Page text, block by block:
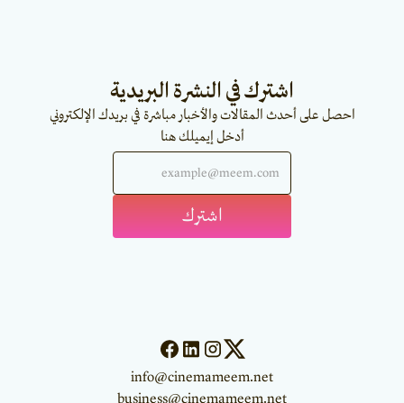
اشترك في النشرة البريدية
احصل على أحدث المقالات والأخبار مباشرة في بريدك الإلكتروني
أدخل إيميلك هنا
info@cinemameem.net
business@cinemameem.net